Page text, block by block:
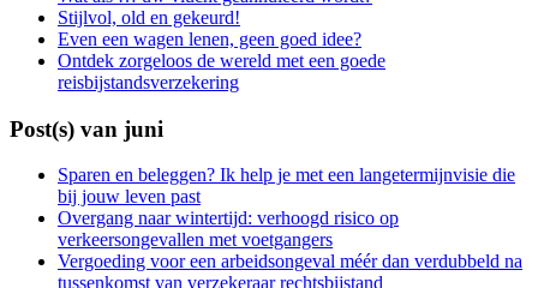
Stijlvol, old en gekeurd!
Even een wagen lenen, geen goed idee?
Ontdek zorgeloos de wereld met een goede
reisbijstandsverzekering
Post(s) van juni
Sparen en beleggen? Ik help je met een langetermijnvisie die
bij jouw leven past
Overgang naar wintertijd: verhoogd risico op
verkeersongevallen met voetgangers
Vergoeding voor een arbeidsongeval méér dan verdubbeld na
tussenkomst van verzekeraar rechtsbijstand